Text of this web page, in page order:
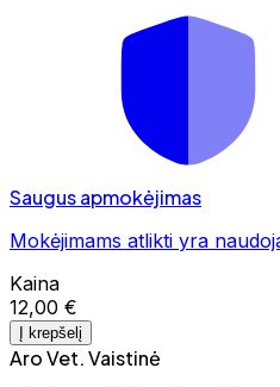
Saugus apmokėjimas
Mokėjimams atlikti yra
Kaina
12,00 €
Į krepšelį
Aro Vet. Vaistinė